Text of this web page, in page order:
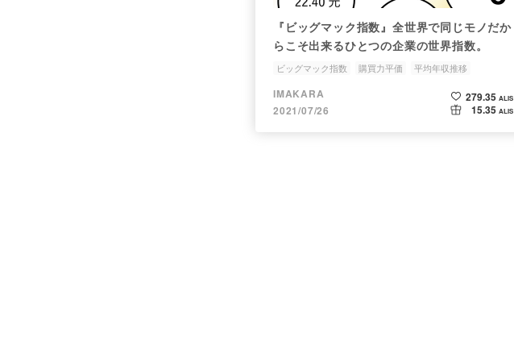
『ビッグマック指数』全世界で同じモノだか
らこそ出来るひとつの企業の世界指数。
ビッグマック指数 購買力平価
平均年収推移
日本は相対的に貧しく
IMAKARA
2021/07/26
279.35 ALIS
15.35 ALIS